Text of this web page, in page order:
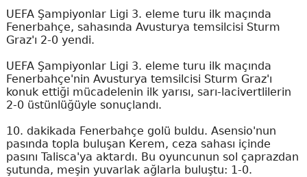
UEFA Şampiyonlar Ligi 3. eleme turu ilk maçında
Fenerbahçe, sahasında Avusturya temsilcisi Sturm
Graz'ı 2-0 yendi.
UEFA Şampiyonlar Ligi 3. eleme turu ilk maçında
Fenerbahçe'nin Avusturya temsilcisi Sturm Graz'ı
konuk ettiği mücadelenin ilk yarısı, sarı-lacivertlilerin
2-0 üstünlüğüyle sonuçlandı.
10. dakikada Fenerbahçe golü buldu. Asensio'nun
pasında topla buluşan Kerem, ceza sahası içinde
pasını Talisca'ya aktardı. Bu oyuncunun sol çaprazdan
şutunda, meşin yuvarlak ağlarla buluştu: 1-0.